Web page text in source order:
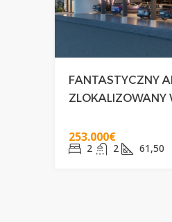
FANTASTYCZNY
ZLOKALIZOWANY
253.000€
2 2 61,50